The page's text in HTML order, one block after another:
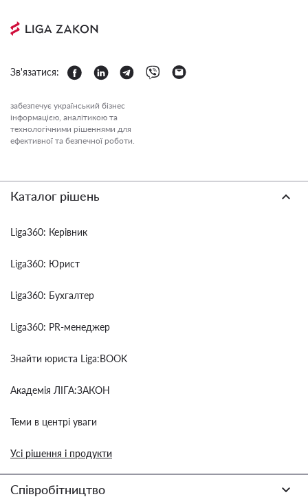
Зв'язатися:
забезпечує український бізнес
інформацією, аналітикою та
технологічними рішеннями для
ефективної та безпечної роботи.
Каталог рішень
Liga360: Керівник
Liga360: Юрист
Liga360: Бухгалтер
Liga360: PR-менеджер
Знайти юриста Liga:BOOK
Академія ЛІГА:ЗАКОН
Теми в центрі уваги
Усі рішення і продукти
Співробітництво